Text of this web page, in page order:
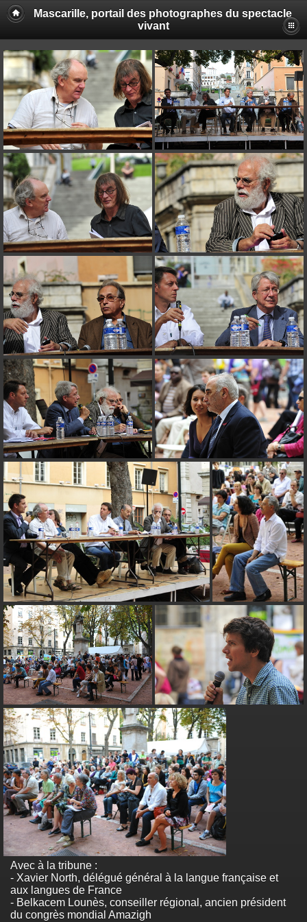
Mascarille, portail des photographes du spectacle
vivant
Avec à la tribune :
- Xavier North, délégué général à la langue française et
aux langues de France
- Belkacem Lounès, conseiller régional, ancien président
du congrès mondial Amazigh